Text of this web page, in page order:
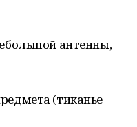
антенны,
(тиканье